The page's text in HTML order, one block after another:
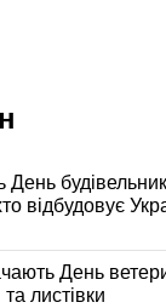
День
відбудовує
День
листівки